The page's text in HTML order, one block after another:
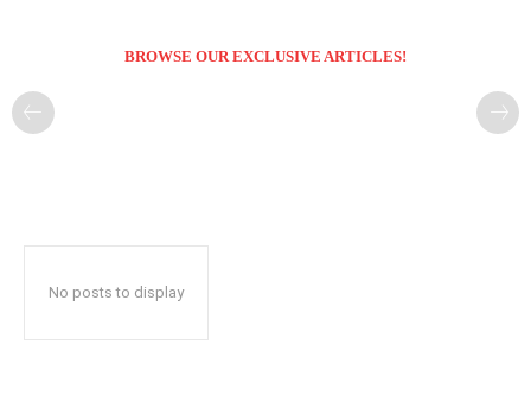
BROWSE OUR EXCLUSIVE ARTICLES!
No posts to display